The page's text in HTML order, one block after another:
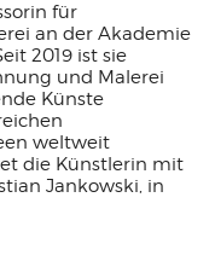
für
an der Akademie
2019 ist sie
und Malerei
Künste
weltweit
die Künstlerin mit
Jankowski, in